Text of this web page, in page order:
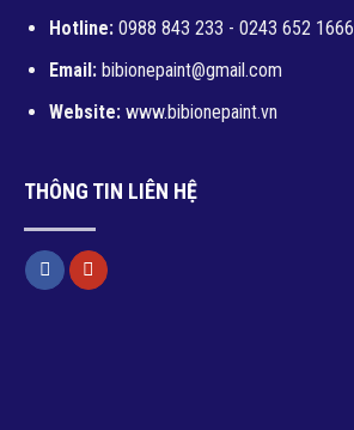
Hotline: 0988 843 233 - 0243 652 1666
Email:bibionepaint@gmail.com
Website:www.bibionepaint.vn
THÔNG TIN LIÊN HỆ